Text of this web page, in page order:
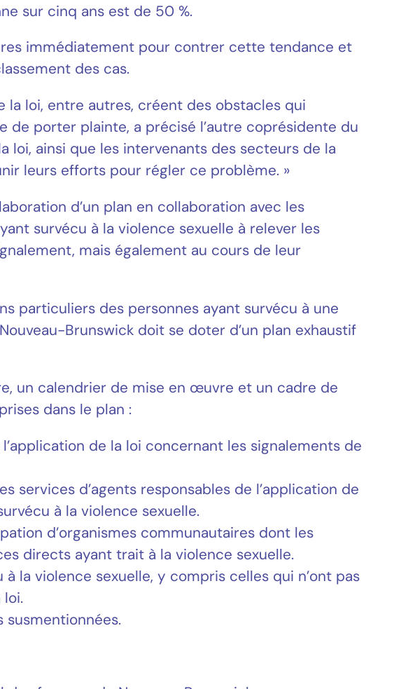
sur cinq ans est de 50 %.
immédiatement pour contrer cette tendance et
des cas.
la loi, entre autres, créent des obstacles qui
de porter plainte, a précisé l’autre coprésidente du
loi, ainsi que les intervenants des secteurs de la
leurs efforts pour régler ce problème. »
d’un plan en collaboration avec les
survécu à la violence sexuelle à relever les
mais également au cours de leur
particuliers des personnes ayant survécu à une
Brunswick doit se doter d’un plan exhaustif
un calendrier de mise en œuvre et un cadre de
dans le plan :
de la loi concernant les signalements de
d’agents responsables de l’application de
à la violence sexuelle.
d’organismes communautaires dont les
directs ayant trait à la violence sexuelle.
la violence sexuelle, y compris celles qui n’ont pas
loi.
susmentionnées.